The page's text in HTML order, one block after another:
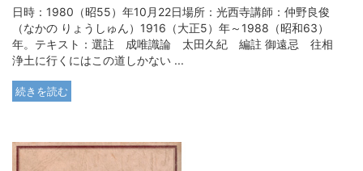
日時：1980（昭55）年10月22日場所：光西寺講師：仲野良俊
（なかの りょうしゅん）1916（大正5）年～1988（昭和63）
年。テキスト：選註 成唯識論 太田久紀 編註 御遠忌 往相
浄土に行くにはこの道しかない ...
続きを読む